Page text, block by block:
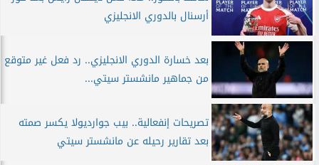
أرسنال بالدوري الانجليزي
بعد خسارة الدوري الانجليزي.. رد فعل غير متوقع
من جماهير مانشستر سيتي...
تصريحات إنفعالية.. بيب جوارديولا يكسر صمته
بعد تقارير رحيله عن مانشستر سيتي